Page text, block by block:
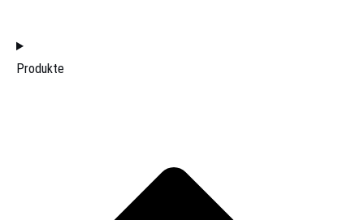
Produkte